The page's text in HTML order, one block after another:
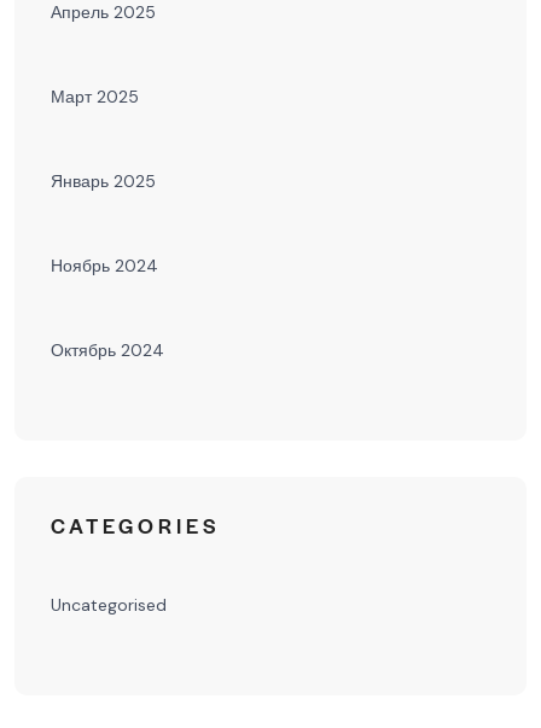
Апрель 2025
Март 2025
Январь 2025
Ноябрь 2024
Октябрь 2024
CATEGORIES
Uncategorised